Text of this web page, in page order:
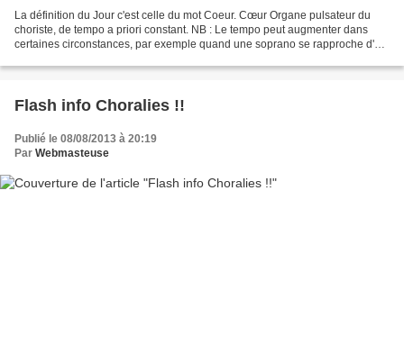
La définition du Jour c'est celle du mot Coeur. Cœur Organe pulsateur du
choriste, de tempo a priori constant. NB : Le tempo peut augmenter dans
certaines circonstances, par exemple quand une soprano se rapproche d'un
Flash info Choralies !!
Publié le 08/08/2013 à 20:19
Par Webmasteuse